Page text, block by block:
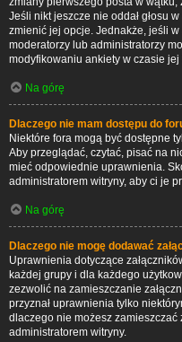
Jeśli nikt jeszcze nie oddał głosu
zmienić jej opcje. Jednakże, jeśli w
moderatorzy lub administratorzy
modyfikowaniu ankiety w czasie jej
Na górę
Dlaczego nie mam dostępu do
Niektóre fora mogą być dostępne
Aby przeglądać, czytać, pisać na
mieć odpowiednie uprawnienia.
administratorem witryny, aby ci je
Na górę
Dlaczego nie mogę dodawać
Uprawnienia dotyczące
każdej grupy i dla każdego
zezwolić na zamieszczanie
przyznał uprawnienia tylko
dlaczego nie możesz zamieszczać
administratorem witryny.